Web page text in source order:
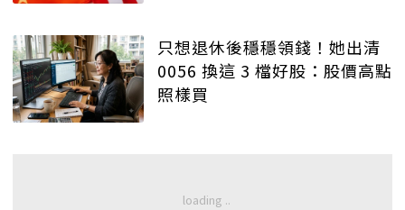
只想退休後穩穩領錢！她出清
0056 換這 3 檔好股：股價高點
照樣買